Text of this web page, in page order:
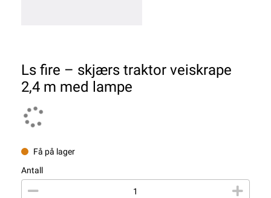
Ls fire – skjærs traktor veiskrape
2,4 m med lampe
Få på lager
Antall